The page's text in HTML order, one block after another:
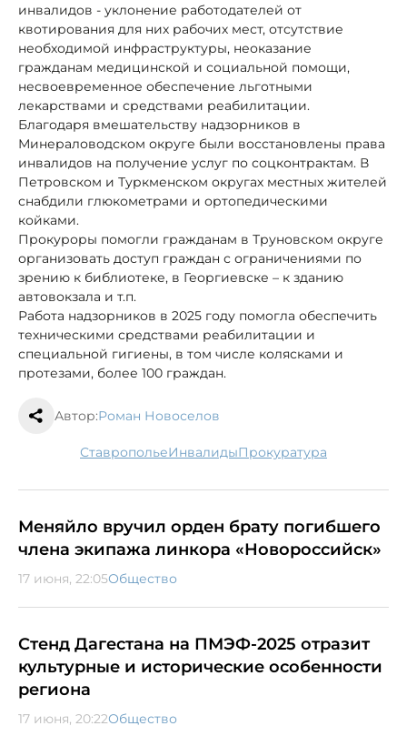
инвалидов - уклонение работодателей от
квотирования для них рабочих мест, отсутствие
необходимой инфраструктуры, неоказание
гражданам медицинской и социальной помощи,
несвоевременное обеспечение льготными
лекарствами и средствами реабилитации.
Благодаря вмешательству надзорников в
Минераловодском округе были восстановлены права
инвалидов на получение услуг по соцконтрактам. В
Петровском и Туркменском округах местных жителей
снабдили глюкометрами и ортопедическими
койками.
Прокуроры помогли гражданам в Труновском округе
организовать доступ граждан с ограничениями по
зрению к библиотеке, в Георгиевске – к зданию
автовокзала и т.п.
Работа надзорников в 2025 году помогла обеспечить
техническими средствами реабилитации и
специальной гигиены, в том числе колясками и
протезами, более 100 граждан.
Автор:Роман Новоселов
Ставрополье инвалиды прокуратура
Меняйло вручил орден брату погибшего
члена экипажа линкора «Новороссийск»
17 июня, 22:05Общество
Стенд Дагестана на ПМЭФ-2025 отразит
культурные и исторические особенности
региона
17 июня, 20:22Общество